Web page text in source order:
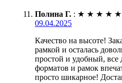
Полина Г. : ★ ★ ★ ★ ★
09.04.2025
Качество на высоте!
рамкой и осталась
простой и удобный, все
форматов и рамок
просто шикарное!